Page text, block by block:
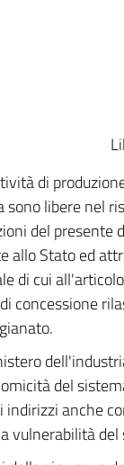
di
sono libere nel
del presente
allo Stato ed
di cui
concessione
del
indirizzi anche
vulnerabilità del